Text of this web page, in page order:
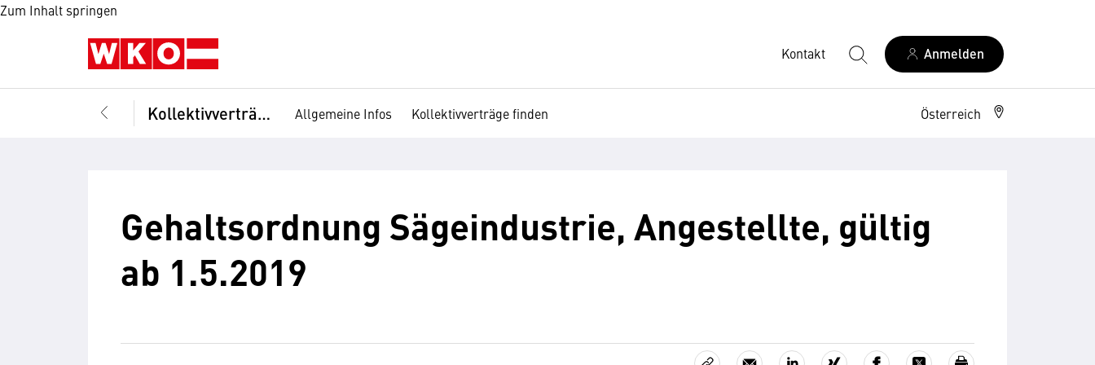
Zum Inhalt springen
Kontakt Anmelden
Kollektivverträge Allgemeine Infos Kollektivverträge finden Österreich
Gehaltsordnung Sägeindustrie, Angestellte, gültig
ab 1.5.2019